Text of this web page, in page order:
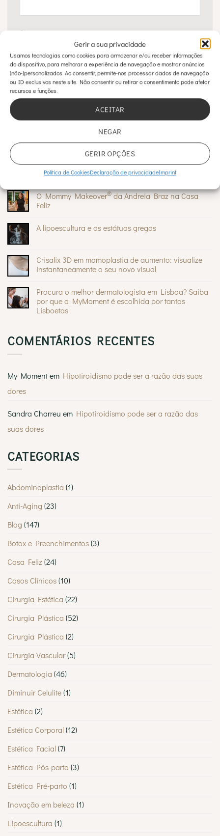
Gerir a sua privacidade
Usamos tecnologias como cookies para armazenar e/ou receber informações
do dispositivo, para melhorar a experiência de navegação e mostrar anúncios
(não-)personalizados. Ao consentir, permite-nos processar dados de navegação
ou ID exclusivos neste site. Não consentir ou retirar o consentimento pode afetar
recursos e funções.
ACEITAR
NEGAR
GERIR OPÇÕES
Política de CookiesDeclaração de privacidadeImprint
Site
ÚLTIMOS ARTIGOS
Sinais na pele: quando são inofensivos e quando
devem preocupar
comentários
em
Sinais
na
são
inofensivos
preocupar
O Mommy Makeover®da Andreia Braz na Casa
Feliz
em
Andreia
Braz
na
A lipoescultura e as estátuas gregas
A
lipoescultura
e
gregas
Crisalix 3D em mamoplastia de aumento: visualize
instantaneamente o seu novo visual
em
3D
em
visualize
instantaneamente
Procura o melhor dermatologista em Lisboa? Saiba
por que a MyMoment é escolhida por tantos
Lisboetas
Procura
o
Saiba
é
escolhida
tantos
COMENTÁRIOS RECENTES
My Momentem Hipotiroidismo pode ser a razão das suas
dores
Sandra Charreu em Hipotiroidismo pode ser a razão das
suas dores
CATEGORIAS
Abdominoplastia (1)
Anti-Aging (23)
Blog (147)
Botox e Preenchimentos(3)
Casa Feliz (24)
Casos Clínicos(10)
Cirurgia Estética (22)
Cirurgia Plástica (52)
Cirurgia Plástica (2)
Cirurgia Vascular(5)
Dermatologia (46)
Diminuir Celulite(1)
Estética (2)
Estética Corporal(12)
Estética Facial(7)
Estética Pós-parto (3)
Estética Pré-parto (1)
Inovação em beleza (1)
Lipoescultura (1)